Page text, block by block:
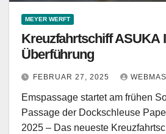
MEYER WERFT
Kreuzfahrtschiff ASUKA
Überführung
FEBRUAR 27, 2025
Emspassage startet am frühen
Passage der Dockschleuse
2025 – Das neueste